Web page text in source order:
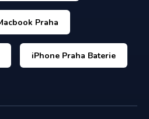
Praha
iPhone Praha Baterie